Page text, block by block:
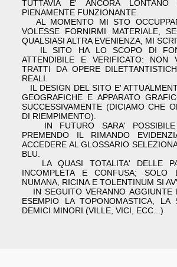
TUTTAVIA E' ANCORA
PIENAMENTE FUNZIONANTE.
AL MOMENTO MI STO
VOLESSE FORNIRMI MATERIALE,
QUALSIASI ALTRA EVENIENZA, MI
IL SITO HA LO SCOPO DI
ATTENDIBILE E VERIFICATO: NON
TRATTI DA OPERE
REALI.
IL DESIGN DEL SITO E'
GEOGRAFICHE E APPARATO
SUCCESSIVAMENTE (DICIAMO CHE
DI RIEMPIMENTO).
IN FUTURO SARA' POSSIBILE
PREMENDO IL RIMANDO
ACCEDERE AL GLOSSARIO
BLU.
LA QUASI TOTALITA' DELLE
INCOMPLETA E CONFUSA; SOLO
NUMANA, RICINA E TOLENTINUM SI
IN SEGUITO VERANNO AGGIUNTE
ESEMPIO LA TOPONOMASTICA, LA
DEMICI MINORI (VILLE, VICI, ECC...)